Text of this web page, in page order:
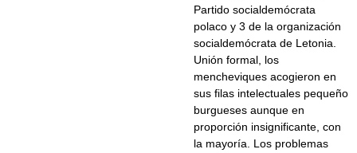
Partido socialdemócrata
polaco y 3 de la organización
socialdemócrata de Letonia.
Unión formal, los
mencheviques acogieron en
sus filas intelectuales pequeño
burgueses aunque en
proporción insignificante, con
la mayoría. Los problemas